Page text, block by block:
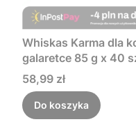
Whiskas Karma dla
galaretce 85 g x 40
Cena
58,99 zł
Do koszyka